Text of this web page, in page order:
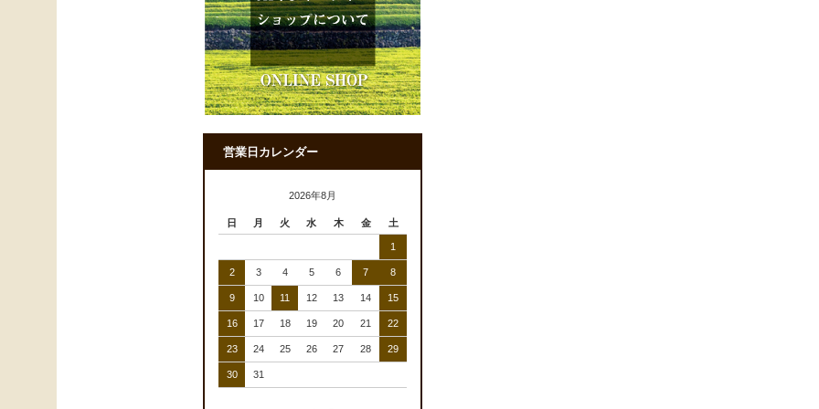
営業日カレンダー
2026年8月
日 月 火 水 木 金 土
1
2 3 4 5 6 7 8
9 10 11 12 13 14 15
16 17 18 19 20 21 22
23 24 25 26 27 28 29
30 31